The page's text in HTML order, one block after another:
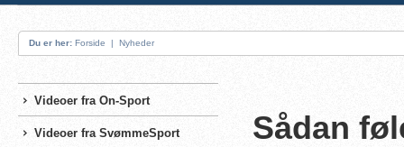
Du er her: Forside | Nyheder
Videoer fra On-Sport
Videoer fra SvømmeSport
Sådan